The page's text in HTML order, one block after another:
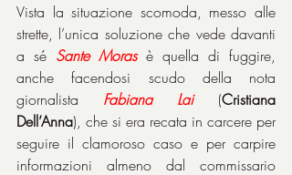
Vista la situazione scomoda, messo alle
strette, l’unica soluzione che vede davanti
a sé Sante Moras è quella di fuggire,
anche facendosi scudo della nota
giornalista Fabiana Lai (Cristiana
Dell’Anna), che si era recata in carcere per
seguire il clamoroso caso e per carpire